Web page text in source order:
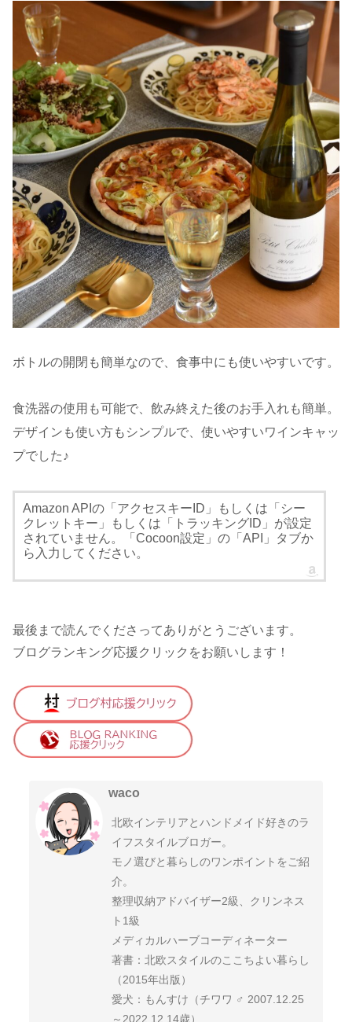
ボトルの開閉も簡単なので、食事中にも使いやすいです。
食洗器の使用も可能で、飲み終えた後のお手入れも簡単。
デザインも使い方もシンプルで、使いやすいワインキャッ
プでした♪
Amazon APIの「アクセスキーID」もしくは「シー
クレットキー」もしくは「トラッキングID」が設定
されていません。「Cocoon設定」の「API」タブか
ら入力してください。
最後まで読んでくださってありがとうございます。
ブログランキング応援クリックをお願いします！
waco
北欧インテリアとハンドメイド好きのラ
イフスタイルブロガー。
モノ選びと暮らしのワンポイントをご紹
介。
整理収納アドバイザー2級、クリンネス
ト1級
メディカルハーブコーディネーター
著書：北欧スタイルのここちよい暮らし
（2015年出版）
愛犬：もんすけ（チワワ ♂ 2007.12.25
～2022.12 14歳）